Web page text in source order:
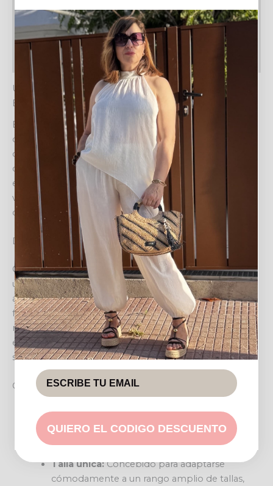
Información adicional
Valoraciones (0)
Política de devoluciones
UN BRILLO SUTIL PARA TU DÍA A DÍA: EL JERSEY
BRILLI
El JERSEY BRILLI es la pieza clave para añadir un toque
de sofisticación y luz a tu armario. Este elegante jersey
de manga corta, con un sutil brillo en un atractivo tono
dorado, es perfecto para cualquier ocasión, desde un
evento casual hasta una salida más formal. Su diseño
versátil y su tejido ligero lo convierten en una opción
cómoda y estilosa para combinar en cualquier estación.
Diseño y estilo
Con un corte holgado que favorece diversas siluetas y
un escote en V o redondo suave, el jersey Brilli se
adapta con facilidad. Su textura brillante capta la luz de
forma delicada, aportando un aire de distinción sin
resultar excesivo. Es una prenda que transita sin
esfuerzo entre lo diurno y lo nocturno, ofreciendo
siempre un aspecto pulcro y moderno.
Características destacadas
Acabado brillante:Incorpora un brillo sutil
que eleva la prenda y aporta un toque festivo
o chic.
Talla única:Concebido para adaptarse
cómodamente a un rango amplio de tallas,
QUIERO EL CODIGO DESCUENTO